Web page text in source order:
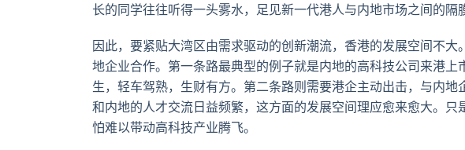
长的同学往往听得一头雾水，足见新一代港人与内地市场之间的隔
因此，要紧贴大湾区由需求驱动的创新潮流，香港的发展空间不
地企业合作。第一条路最典型的例子就是内地的高科技公司来港
生，轻车驾熟，生财有方。第二条路则需要港企主动出击，与内
和内地的人才交流日益频繁，这方面的发展空间理应愈来愈大。
怕难以带动高科技产业腾飞。